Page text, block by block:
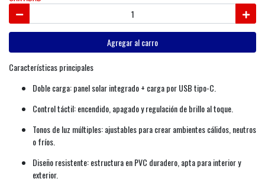
Agregar al carro
Características principales
Doble carga: panel solar integrado + carga por USB tipo-C.
Control táctil: encendido, apagado y regulación de brillo al toque.
Tonos de luz múltiples: ajustables para crear ambientes cálidos, neutros
o fríos.
Diseño resistente: estructura en PVC duradero, apta para interior y
exterior.